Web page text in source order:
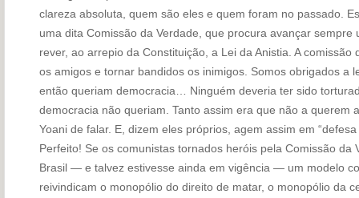
clareza absoluta, quem são eles e quem foram no passado.
uma dita Comissão da Verdade, que procura avançar
rever, ao arrepio da Constituição, a Lei da Anistia. A
os amigos e tornar bandidos os inimigos. Somos obrigados a
então queriam democracia… Ninguém deveria ter sido
democracia não queriam. Tanto assim era que não a querem
Yoani de falar. E, dizem eles próprios, agem assim em
Perfeito! Se os comunistas tornados heróis pela Comissão da
Brasil — e talvez estivesse ainda em vigência — um modelo
reivindicam o monopólio do direito de matar, o monopólio da